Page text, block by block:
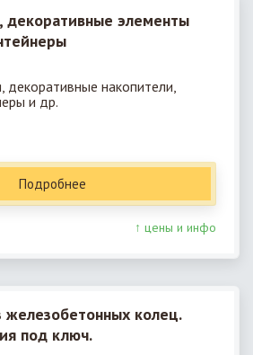
декоративные элементы
декоративные накопители,
и др.
Подробнее
↑ цены и инфо
железобетонных колец.
под ключ.